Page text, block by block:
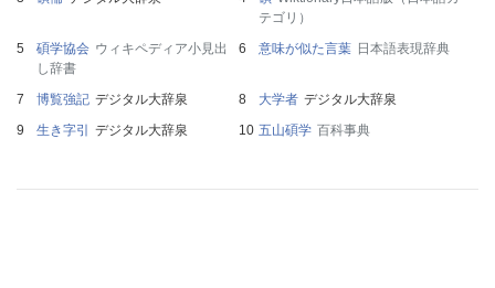
テゴリ）
碩学協会 ウィキペディア小見出
し辞書
意味が似た言葉 日本語表現辞典
博覧強記 デジタル大辞泉 大学者 デジタル大辞泉
生き字引
デジタル大辞泉 五山碩学 百科事典